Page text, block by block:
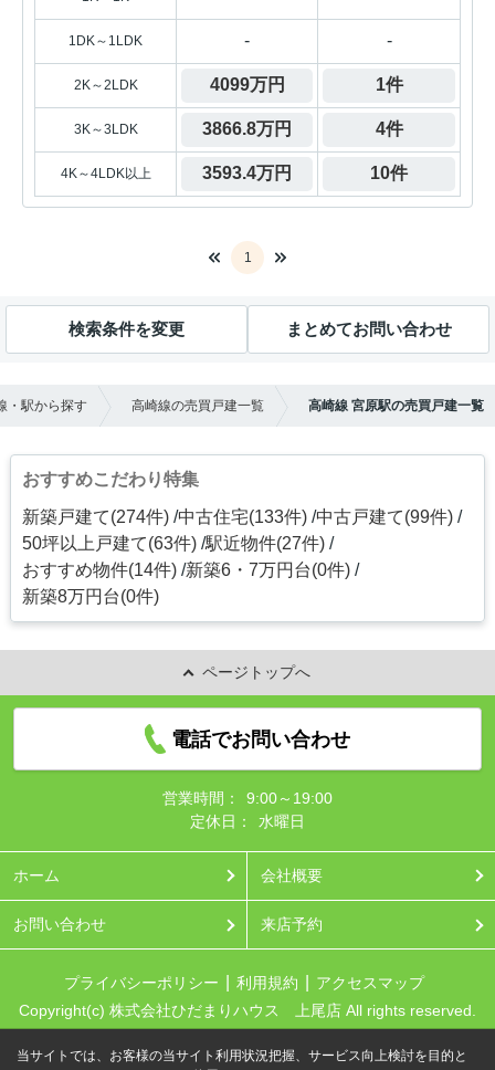
1DK～1LDK - -
2K～2LDK 4099万円 1件
3K～3LDK 3866.8万円 4件
4K～4LDK以上 3593.4万円 10件
1
検索条件を変更 まとめてお問い合わせ
・駅から探す 高崎線の売買戸建一覧 高崎線 宮原駅の売買戸建一覧
おすすめこだわり特集
新築戸建て(274件) 中古住宅(133件) 中古戸建て(99件)
50坪以上戸建て(63件) 駅近物件(27件)
おすすめ物件(14件) 新築6・7万円台(0件)
新築8万円台(0件)
ページトップへ
電話でお問い合わせ
営業時間：
9:00～19:00
定休日：
水曜日
ホーム 会社概要
お問い合わせ 来店予約
プライバシーポリシー 利用規約
アクセスマップ
Copyright(c) 株式会社ひだまりハウス 上尾店 All rights reserved.
当サイトでは、お客様の当サイト利用状況把握、サービス向上検討を目的と